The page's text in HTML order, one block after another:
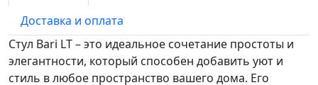
Доставка и оплата
Стул Bari LT – это идеальное сочетание простоты и
элегантности, который способен добавить уют и
стиль в любое пространство вашего дома. Его